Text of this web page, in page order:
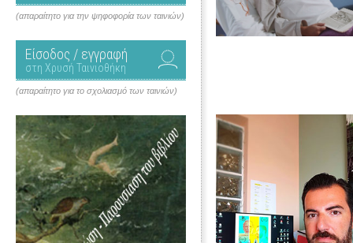
(απαραίτητο για την ψηφοφορία των ταινιών)
Είσοδος / εγγραφή
στη Χρυσή Ταινιοθήκη
(απαραίτητο για το σχολιασμό των ταινιών)